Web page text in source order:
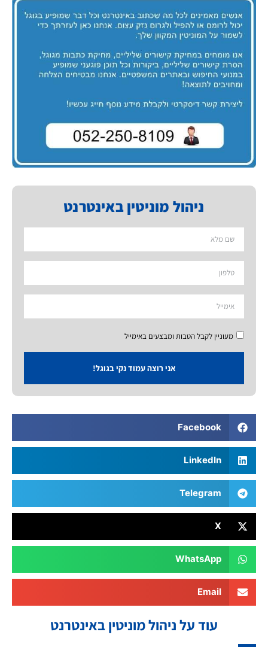
ניהול מוניטין באינטרנט
מעוניין לקבל הטבות ומבצעים באימייל
אני רוצה עמוד נקי בגוגל!
Facebook
LinkedIn
Telegram
X
WhatsApp
Email
עוד על ניהול מוניטין באינטרנט